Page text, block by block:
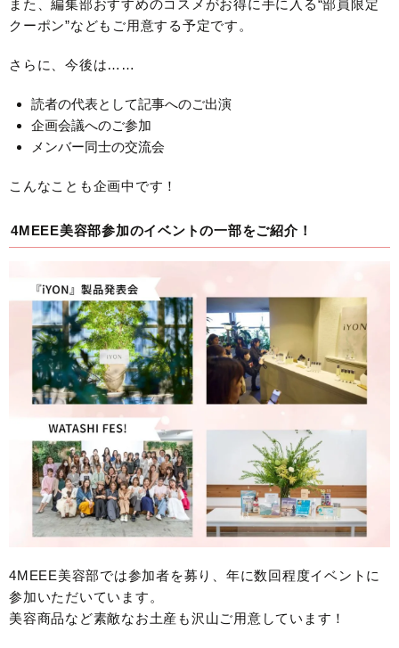
また、編集部おすすめのコスメがお得に手に入る“部員限定
クーポン”などもご用意する予定です。
さらに、今後は……
読者の代表として記事へのご出演
企画会議へのご参加
メンバー同士の交流会
こんなことも企画中です！
4MEEE美容部参加のイベントの一部をご紹介！
4MEEE美容部では参加者を募り、年に数回程度イベントに
参加いただいています。
美容商品など素敵なお土産も沢山ご用意しています！